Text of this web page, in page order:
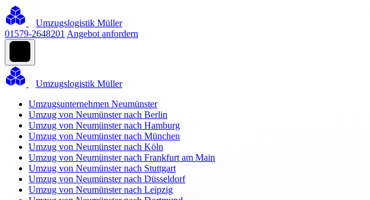
Umzugslogistik Müller
01579-2648201 Angebot anfordern
Umzugslogistik Müller
Umzugsunternehmen Neumünster
Umzug von Neumünster nach Berlin
Umzug von Neumünster nach Hamburg
Umzug von Neumünster nach München
Umzug von Neumünster nach Köln
Umzug von Neumünster nach Frankfurt am Main
Umzug von Neumünster nach Stuttgart
Umzug von Neumünster nach Düsseldorf
Umzug von Neumünster nach Leipzig